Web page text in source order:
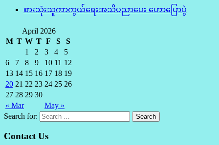
စားသုံးသူကာကွယ်ရေးအသိပညာပေး ဟောပြောပွဲ
April 2026
M T W T F S S
« Mar May »
1 2 3 4
5
6
7 8 9 10 11 12
13 14 15 16 17 18 19
20 21 22 23 24 25 26
27 28 29 30
Search for:
Contact Us